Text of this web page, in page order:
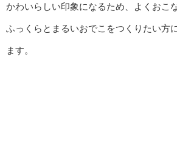
かわいらしい印象になるため、よくおこ
ふっくらとまるいおでこをつくりたい方
ます。